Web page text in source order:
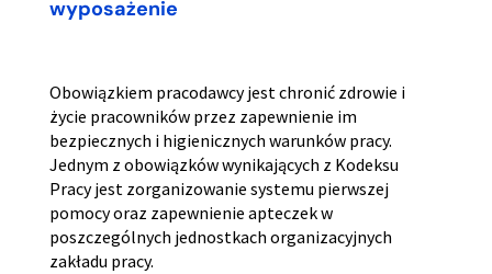
wyposażenie
Obowiązkiem pracodawcy jest chronić zdrowie i
życie pracowników przez zapewnienie im
bezpiecznych i higienicznych warunków pracy.
Jednym z obowiązków wynikających z Kodeksu
Pracy jest zorganizowanie systemu pierwszej
pomocy oraz zapewnienie apteczek w
poszczególnych jednostkach organizacyjnych
zakładu pracy.